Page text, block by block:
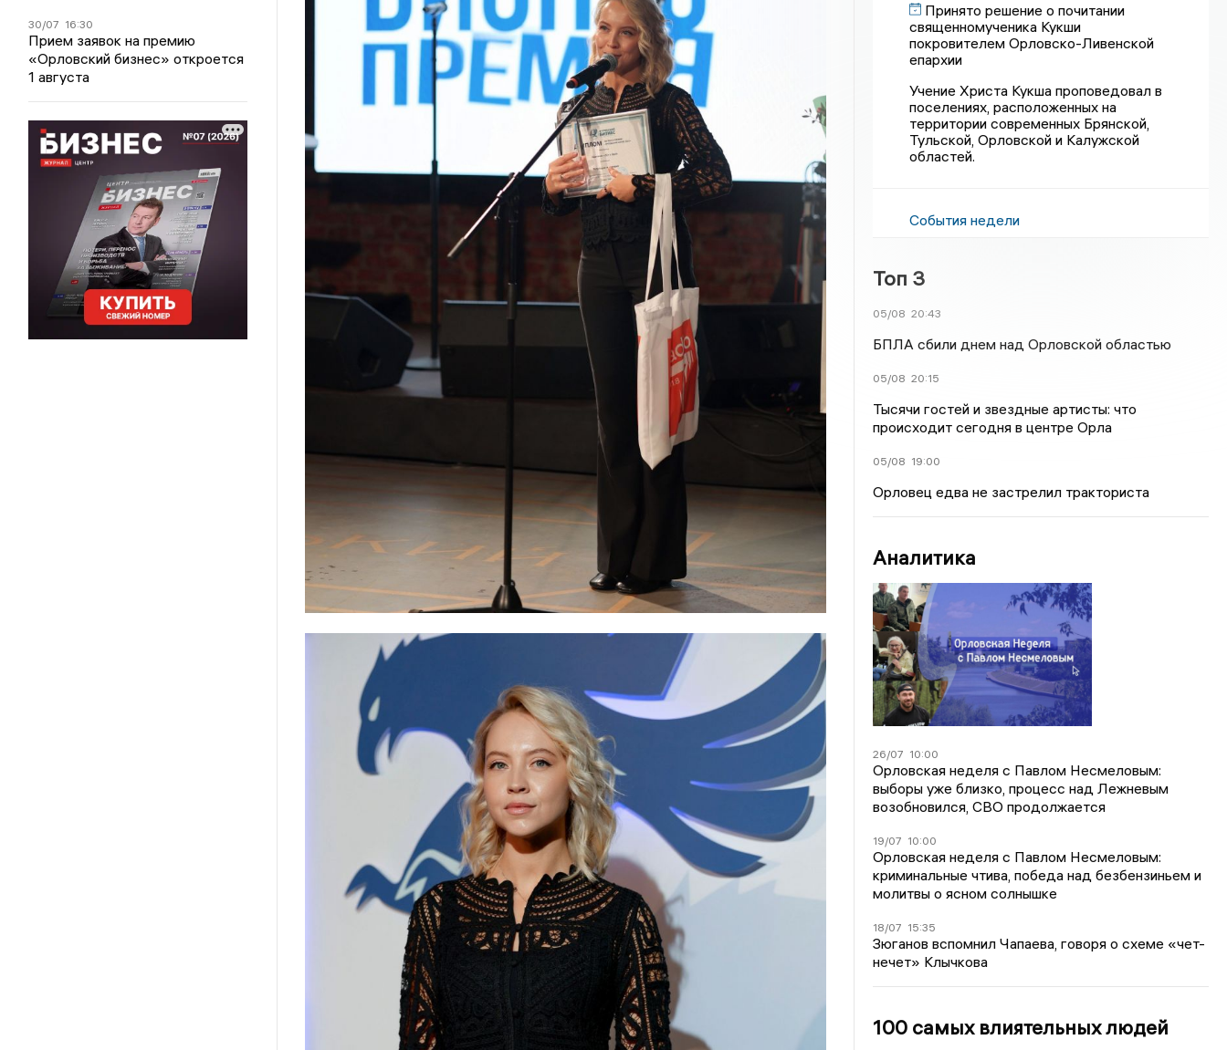
30/07 16:30
Прием заявок на премию
«Орловский бизнес» откроется
1 августа
Принято решение о почитании
священномученика Кукши
покровителем Орловско-Ливенской
епархии
Учение Христа Кукша проповедовал в
поселениях, расположенных на
территории современных Брянской,
Тульской, Орловской и Калужской
областей.
События недели
Топ 3
05/08 20:43
БПЛА сбили днем над Орловской областью
05/08 20:15
Тысячи гостей и звездные артисты: что
происходит сегодня в центре Орла
05/08 19:00
Орловец едва не застрелил тракториста
Аналитика
26/07 10:00
Орловская неделя с Павлом Несмеловым:
выборы уже близко, процесс над Лежневым
возобновился, СВО продолжается
19/07 10:00
Орловская неделя с Павлом Несмеловым:
криминальные чтива, победа над безбензиньем и
молитвы о ясном солнышке
18/07 15:35
Зюганов вспомнил Чапаева, говоря о схеме «чет-
нечет» Клычкова
100 самых влиятельных людей